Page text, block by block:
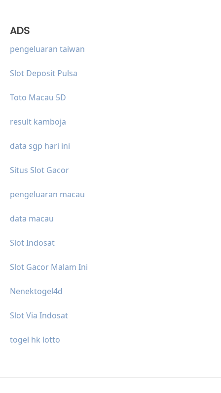
ADS
pengeluaran taiwan
Slot Deposit Pulsa
Toto Macau 5D
result kamboja
data sgp hari ini
Situs Slot Gacor
pengeluaran macau
data macau
Slot Indosat
Slot Gacor Malam Ini
Nenektogel4d
Slot Via Indosat
togel hk lotto